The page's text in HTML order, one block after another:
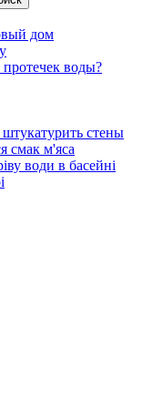
дом
воды?
стены
смак м'яса
води в басейні